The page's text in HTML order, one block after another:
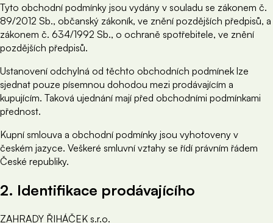
Tyto obchodní podmínky jsou vydány v souladu se zákonem č.
89/2012 Sb., občanský zákoník, ve znění pozdějších předpisů, a
zákonem č. 634/1992 Sb., o ochraně spotřebitele, ve znění
pozdějších předpisů.
Ustanovení odchylná od těchto obchodních podmínek lze
sjednat pouze písemnou dohodou mezi prodávajícím a
kupujícím. Taková ujednání mají před obchodními podmínkami
přednost.
Kupní smlouva a obchodní podmínky jsou vyhotoveny v
českém jazyce. Veškeré smluvní vztahy se řídí právním řádem
České republiky.
2. Identifikace prodávajícího
ZAHRADY ŘIHÁČEK s.r.o.